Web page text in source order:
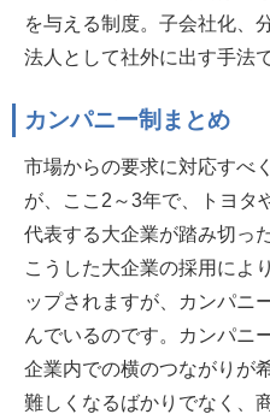
を与える制度。子会社化、
法人として社外に出す手法
カンパニー制まとめ
市場からの要求に対応すべ
が、ここ2～3年で、トヨタ
代表する大企業が踏み切っ
こうした大企業の採用によ
ップされますが、カンパニ
んでいるのです。カンパニ
企業内での横のつながりが
難しくなるばかりでなく、